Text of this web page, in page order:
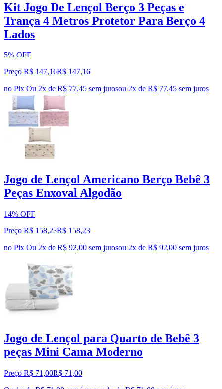
Kit Jogo De Lençol Berço 3 Peças e
Trança 4 Metros Protetor Para Berço 4
Lados
5% OFF
Preço R$ 147,16R$ 147,16
no Pix Ou 2x de R$ 77,45 sem jurosou 2x de R$ 77,45 sem juros
Jogo de Lençol Americano Berço Bebê 3
Peças Enxoval Algodão
14% OFF
Preço R$ 158,23R$ 158,23
no Pix Ou 2x de R$ 92,00 sem jurosou 2x de R$ 92,00 sem juros
Jogo de Lençol para Quarto de Bebê 3
peças Mini Cama Moderno
Preço R$ 71,00R$ 71 ,00